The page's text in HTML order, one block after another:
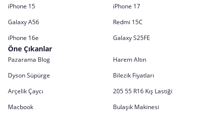
iPhone 15
iPhone 17
Galaxy A56
Redmi 15C
iPhone 16e
Galaxy S25FE
Öne Çıkanlar
Pazarama Blog
Harem Altın
Dyson Süpürge
Bilezik Fiyatları
Arçelik Çaycı
205 55 R16 Kış Lastiği
Macbook
Bulaşık Makinesi